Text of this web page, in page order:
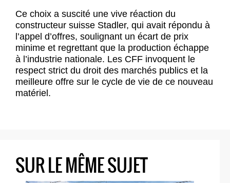
Ce choix a suscité une vive réaction du
constructeur suisse Stadler, qui avait répondu à
l’appel d’offres, soulignant un écart de prix
minime et regrettant que la production échappe
à l’industrie nationale. Les CFF invoquent le
respect strict du droit des marchés publics et la
meilleure offre sur le cycle de vie de ce nouveau
matériel.
SUR LE MÊME SUJET